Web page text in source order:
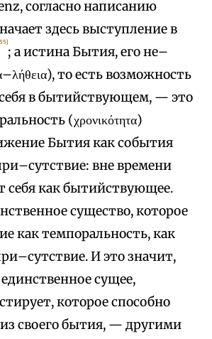
согласно написанию
здесь выступление в
; а истина Бытия, его не–
то есть возможность
себя в бытийствующем, — это
(χρονικότητα)
Бытия как события
вне времени
себя как бытийствующее.
существо, которое
как темпоральность, как
И это значит,
сущее,
которое способно
своего бытия, — другими